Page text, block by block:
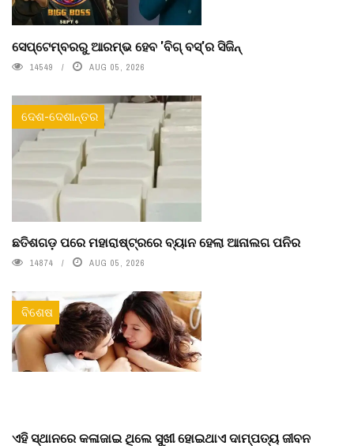
ସେପ୍ଟେମ୍ବରରୁ ଆରମ୍ଭ ହେବ 'ବିଗ୍ ବସ୍'ର ସିଜିନ୍
14549 AUG 05, 2026
ଦେଶ-ଦେଶାନ୍ତର
ଛତିଶଗଡ଼ ପରେ ମହାରାଷ୍ଟ୍ରରେ ବ୍ୟାନ ହେଲା ଆନାଲଗ ପନିର
14874 AUG 05, 2026
ବିଶେଷ
ଏହି ସ୍ଥାନରେ କଳାଜାଇ ଥିଲେ ସୁଖୀ ହୋଇଥାଏ ଦାମ୍ପତ୍ୟ ଜୀବନ